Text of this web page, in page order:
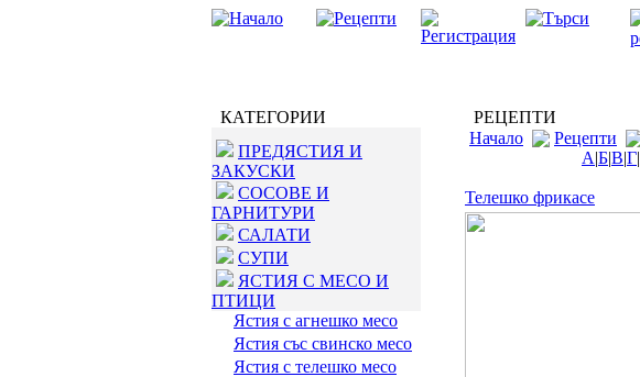
КАТЕГОРИИ
ПРЕДЯСТИЯ И
ЗАКУСКИ
СОСОВЕ И
ГАРНИТУРИ
САЛАТИ
СУПИ
ЯСТИЯ С МЕСО И
ПТИЦИ
Ястия с агнешко месо
Ястия със свинско месо
Ястия с телешко месо
РЕЦЕПТИ
Начало
Рецепти
А|Б|В|Г|
Телешко фрикасе